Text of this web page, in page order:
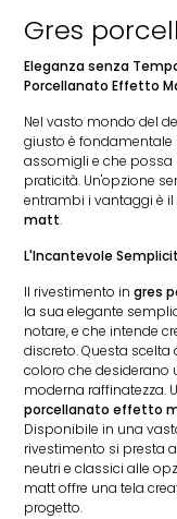
IT
Gres
Eleganza senza
Porcellanato Effetto
Nel vasto mondo del
giusto è fondamentale
assomigli e che possa
praticità. Un'opzione
entrambi i vantaggi è
matt.
L'Incantevole
Il rivestimento ingres
la sua elegante
notare, e che intende
discreto. Questa
coloro che desiderano
moderna raffinatezza.
porcellanato effetto
Disponibile in una
rivestimento si presta
neutri e classici alle
matt offre una tela
progetto.